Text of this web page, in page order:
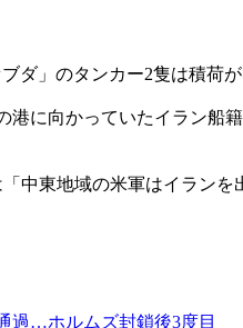
ダ」のタンカー2隻は積荷
港に向かっていたイラン
中東地域の米軍はイラン
過…ホルムズ封鎖後3度目